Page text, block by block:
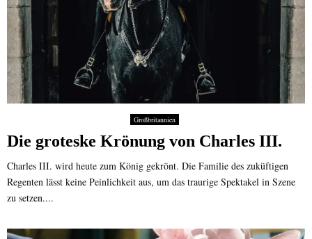
Großbritannien
Die groteske Krönung von Charles III.
Charles III. wird heute zum König gekrönt. Die Familie des zuküftigen
Regenten lässt keine Peinlichkeit aus, um das traurige Spektakel in Szene
zu setzen....